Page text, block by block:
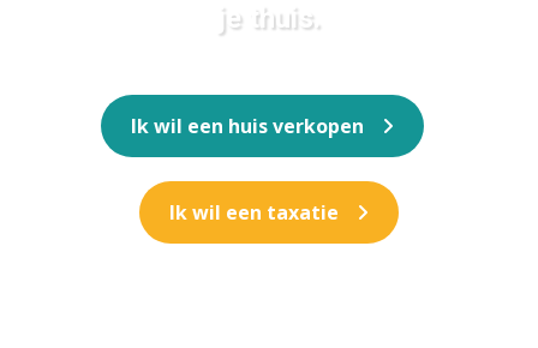
je thuis.
Ik wil een huis verkopen
Ik wil een taxatie